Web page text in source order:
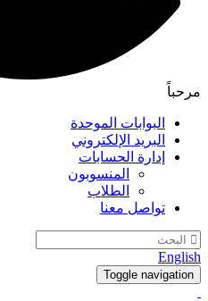
مرحباً
البوابات الموحدة
البريد الإلكتروني
إدارة الحسابات
المنسوبون
الطلاب
تواصل معنا
English
Toggle navigation